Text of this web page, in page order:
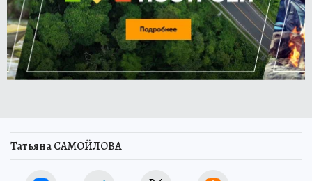
Татьяна САМОЙЛОВА